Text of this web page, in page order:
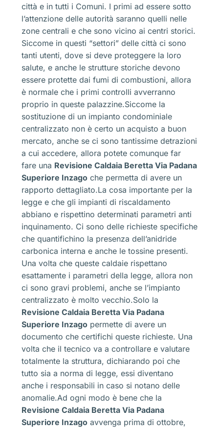
città e in tutti i Comuni. I primi ad essere sotto
l’attenzione delle autorità saranno quelli nelle
zone centrali e che sono vicino ai centri storici.
Siccome in questi “settori” delle città ci sono
tanti utenti, dove si deve proteggere la loro
salute, e anche le strutture storiche devono
essere protette dai fumi di combustioni, allora
è normale che i primi controlli avverranno
proprio in queste palazzine.Siccome la
sostituzione di un impianto condominiale
centralizzato non è certo un acquisto a buon
mercato, anche se ci sono tantissime detrazioni
a cui accedere, allora potete comunque far
fare una Revisione Caldaia Beretta Via Padana
Superiore Inzago che permetta di avere un
rapporto dettagliato.La cosa importante per la
legge e che gli impianti di riscaldamento
abbiano e rispettino determinati parametri anti
inquinamento. Ci sono delle richieste specifiche
che quantifichino la presenza dell’anidride
carbonica interna e anche le tossine presenti.
Una volta che queste caldaie rispettano
esattamente i parametri della legge, allora non
ci sono gravi problemi, anche se l’impianto
centralizzato è molto vecchio.Solo la
Revisione Caldaia Beretta Via Padana
Superiore Inzago permette di avere un
documento che certifichi queste richieste. Una
volta che il tecnico va a controllare e valutare
totalmente la struttura, dichiarando poi che
tutto sia a norma di legge, essi diventano
anche i responsabili in caso si notano delle
anomalie.Ad ogni modo è bene che la
Revisione Caldaia Beretta Via Padana
Superiore Inzago avvenga prima di ottobre,